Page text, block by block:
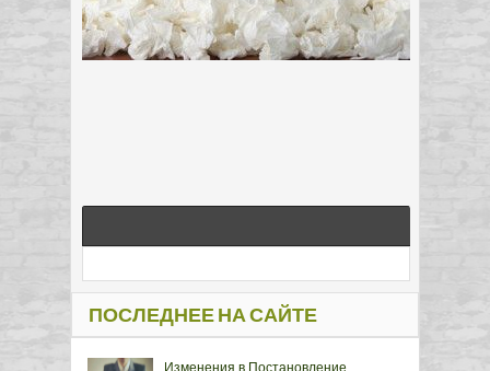
ПОСЛЕДНЕЕ НА САЙТЕ
Изменения в Постановление